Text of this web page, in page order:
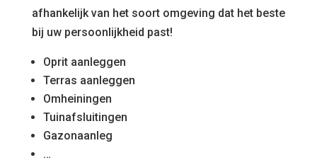
afhankelijk van het soort omgeving dat het beste
bij uw persoonlijkheid past!
Oprit aanleggen
Terras aanleggen
Omheiningen
Tuinafsluitingen
Gazonaanleg
…